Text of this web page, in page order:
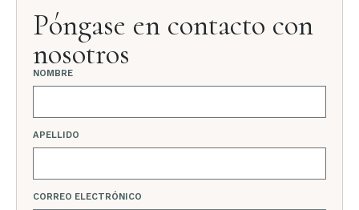
Póngase en contacto con
nosotros
NOMBRE
APELLIDO
CORREO ELECTRÓNICO